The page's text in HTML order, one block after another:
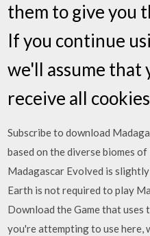
them to give you
If you continue
we'll assume that
receive all
Subscribe to download
based on the diverse biomes
Madagascar Evolved is
Earth is not required to play
Download the Game that uses
you're attempting to use here,